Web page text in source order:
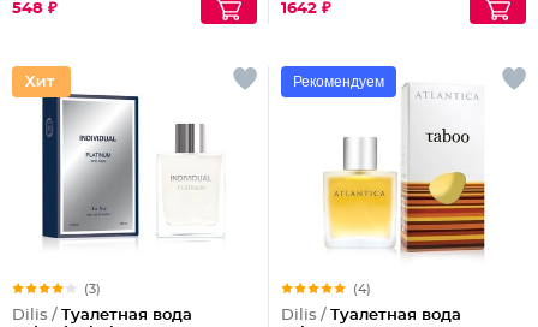
548 ₽ 1642 ₽
(3)
Dilis / Туалетная вода
Рекомендуем
(4)
Dilis / Туалетная вода